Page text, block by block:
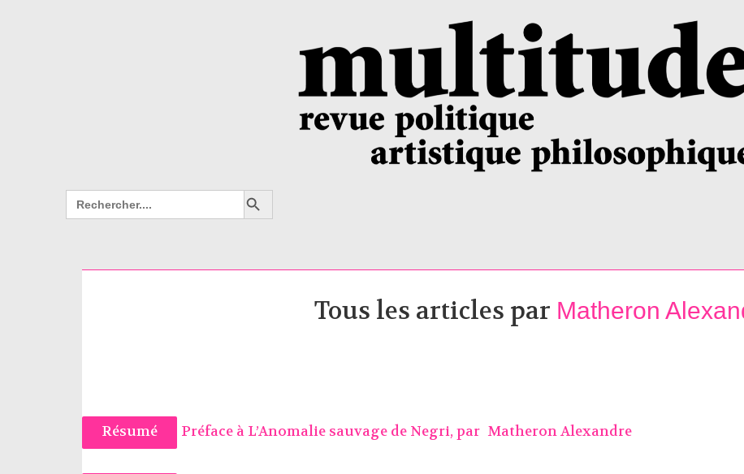
Search
for:
Search Button
Tous les articles par Matheron
Résumé Préface à L’Anomalie sauvage de Negri, par Matheron Alexandre